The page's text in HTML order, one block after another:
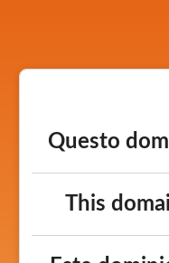
Questo
This